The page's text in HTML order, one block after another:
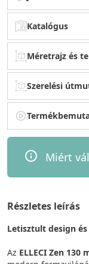
Katalógus
Méretrajz és
Szerelési
Miért
Részletes leírás
Letisztult design
Az ELLECI Zen 130